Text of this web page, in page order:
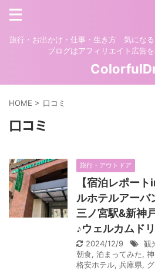
旅行・お出かけ・仕事・生き方 気にな
ブログはアフィリエイト広告を
HOME > 口コミ
口コミ
旅行・アウトドア
【宿泊レポー
ルホテルアーバ
三ノ宮駅&新神
♪ウェルカムド
2024/12/9 観
朝食, 泊まってみた,
格安ホテル, 兵庫県,